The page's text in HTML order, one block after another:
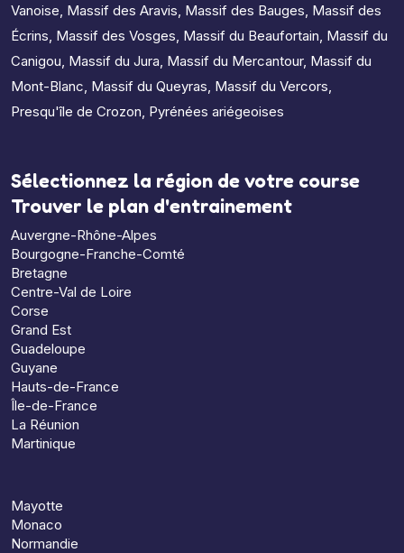
Vanoise, Massif des Aravis, Massif des Bauges, Massif des
Écrins, Massif des Vosges, Massif du Beaufortain, Massif du
Canigou, Massif du Jura, Massif du Mercantour, Massif du
Mont-Blanc, Massif du Queyras, Massif du Vercors,
Presqu'île de Crozon, Pyrénées ariégeoises
Sélectionnez la région de votre course
Trouver le plan d'entrainement
Auvergne-Rhône-Alpes
Bourgogne-Franche-Comté
Bretagne
Centre-Val de Loire
Corse
Grand Est
Guadeloupe
Guyane
Hauts-de-France
Île-de-France
La Réunion
Martinique
Mayotte
Monaco
Normandie